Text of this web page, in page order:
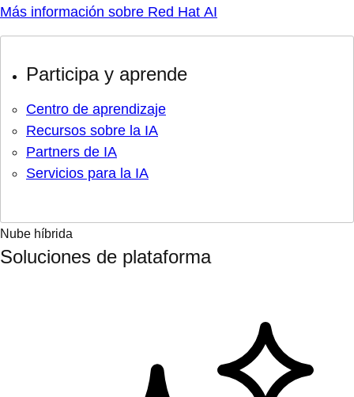
Más información sobre Red Hat AI
Participa y aprende
Centro de aprendizaje
Recursos sobre la IA
Partners de IA
Servicios para la IA
Nube híbrida
Soluciones de plataforma